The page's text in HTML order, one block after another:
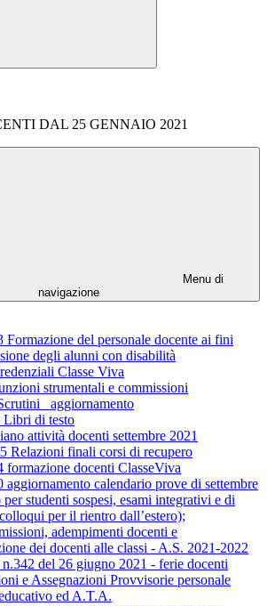
DAL 25 GENNAIO 2021
Menu di
navigazione
Formazione del personale docente ai fini
degli alunni con disabilità
Classe Viva
strumentali e commissioni
_aggiornamento
Libri di testo
attività docenti settembre 2021
Relazioni finali corsi di recupero
formazione docenti ClasseViva
aggiornamento calendario prove di settembre
per studenti sospesi, esami integrativi e di
per il rientro dall’estero);
adempimenti docenti e
dei docenti alle classi - A.S. 2021-2022
del 26 giugno 2021 - ferie docenti
e Assegnazioni Provvisorie personale
ed A.T.A.